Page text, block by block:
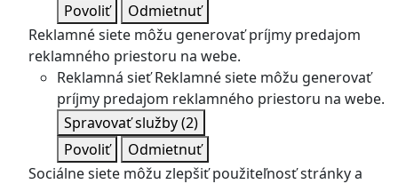
Povoliť
Odmietnuť
Reklamné siete môžu generovať príjmy predajom
reklamného priestoru na webe.
Reklamná sieť Reklamné siete môžu generovať
príjmy predajom reklamného priestoru na webe.
Spravovať služby(2)
Povoliť
Odmietnuť
Sociálne siete môžu zlepšiť použiteľnosť stránky a